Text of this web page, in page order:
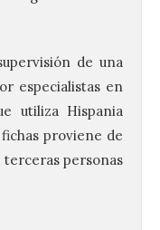
de una
especialistas en
utiliza Hispania
proviene de
terceras personas
de
del
de
El